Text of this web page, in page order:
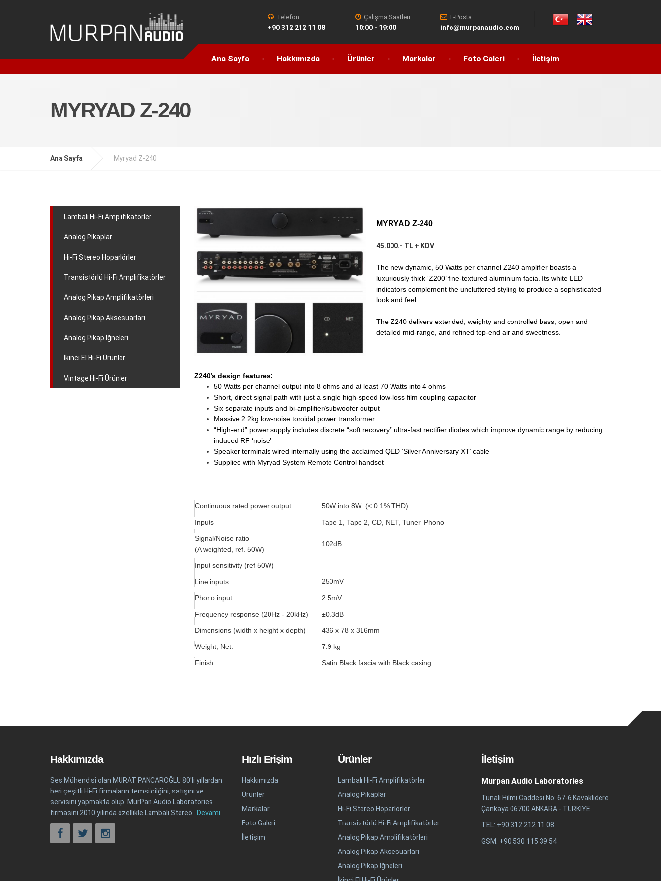
Ana Sayfa Hakkımızda Ürünler Markalar Foto Galeri İletişim
Telefon
+90 312 212 11 08
Çalışma Saatleri
10:00 - 19:00
E-Posta
info@murpanaudio.com
MYRYAD Z-240
Ana Sayfa Myryad Z-240
Lambalı Hi-Fi Amplifikatörler
Analog Pikaplar
Hi-Fi Stereo Hoparlörler
Transistörlü Hi-Fi Amplifikatörler
Analog Pikap Amplifikatörleri
Analog Pikap Aksesuarları
Analog Pikap İğneleri
İkinci El Hi-Fi Ürünler
Vintage Hi-Fi Ürünler
MYRYAD Z-240
45.000.- TL + KDV
The new dynamic, 50 Watts per channel Z240 amplifier boasts a
luxuriously thick ‘Z200’ fine-textured aluminium facia. Its white LED
indicators complement the uncluttered styling to produce a sophisticated
look and feel.
The Z240 delivers extended, weighty and controlled bass, open and
detailed mid-range, and refined top-end air and sweetness.
Z240’s design features:
50 Watts per channel output into 8 ohms and at least 70 Watts into 4 ohms
Short, direct signal path with just a single high-speed low-loss film coupling capacitor
Six separate inputs and bi-amplifier/subwoofer output
Massive 2.2kg low-noise toroidal power transformer
“High-end” power supply includes discrete “soft recovery” ultra-fast rectifier diodes which improve dynamic range by reducing
induced RF ‘noise’
Speaker terminals wired internally using the acclaimed QED ‘Silver Anniversary XT’ cable
Supplied with Myryad System Remote Control handset
Continuous rated power output 50W into 8W (< 0.1% THD)
Inputs Tape 1, Tape 2, CD, NET, Tuner, Phono
Signal/Noise ratio
(A weighted, ref. 50W)
102dB
Input sensitivity (ref 50W)
Line inputs: 250mV
Phono input: 2.5mV
Frequency response (20Hz - 20kHz) ±0.3dB
Dimensions (width x height x depth) 436 x 78 x 316mm
Weight, Net. 7.9 kg
Finish Satin Black fascia with Black casing
Hakkımızda
Ses Mühendisi olan MURAT PANCAROĞLU 80'li yıllardan
beri çeşitli Hi-Fi firmaların temsilcilğini, satışını ve
servisini yapmakta olup. MurPan Audio Laboratories
firmasını 2010 yılında özellikle Lambalı Stereo
..Devamı
Hızlı Erişim
Hakkımızda
Ürünler
Markalar
Foto Galeri
İletişim
Ürünler
Lambalı Hi-Fi Amplifikatörler
Analog Pikaplar
Hi-Fi Stereo Hoparlörler
Transistörlü Hi-Fi Amplifikatörler
Analog Pikap Amplifikatörleri
Analog Pikap Aksesuarları
Analog Pikap İğneleri
İletişim
Murpan Audio Laboratories
Tunalı Hilmi Caddesi No: 67-6 Kavaklıdere
Çankaya 06700 ANKARA - TURKİYE
TEL: +90 312 212 11 08
GSM: +90 530 115 39 54